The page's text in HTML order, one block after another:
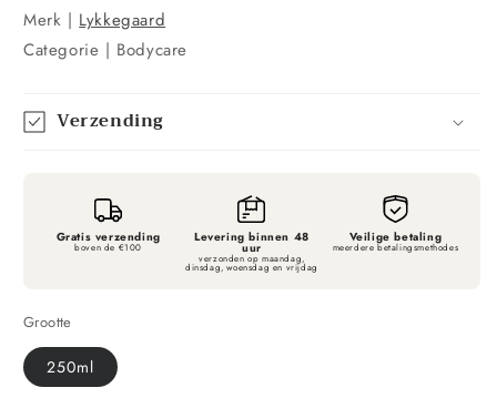
Merk | Lykkegaard
Categorie | Bodycare
Verzending
Gratis verzending
boven de €100
Levering binnen 48
uur
verzonden op maandag,
dinsdag, woensdag en vrijdag
Veilige betaling
meerdere betalingsmethodes
Grootte
250ml